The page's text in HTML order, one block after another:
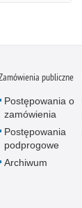
publiczne
Postępowania o
zamówienia
Postępowania
podprogowe
Archiwum